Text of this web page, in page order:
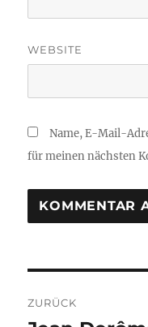
WEBSITE
Name, E-Mail-
für meinen nächsten
ZURÜCK